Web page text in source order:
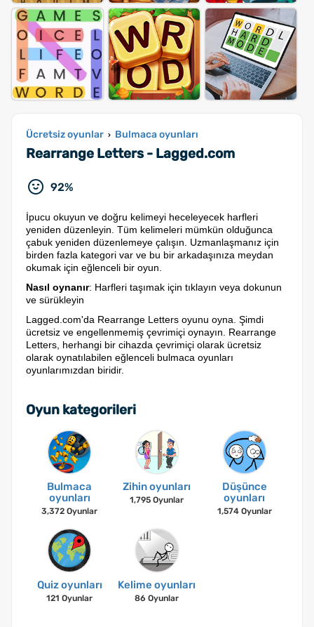
Ücretsiz oyunlar › Bulmaca oyunları
Rearrange Letters - Lagged.com
92%
İpucu okuyun ve doğru kelimeyi heceleyecek harfleri
yeniden düzenleyin. Tüm kelimeleri mümkün olduğunca
çabuk yeniden düzenlemeye çalışın. Uzmanlaşmanız için
birden fazla kategori var ve bu bir arkadaşınıza meydan
okumak için eğlenceli bir oyun.
Nasıl oynanır: Harfleri taşımak için tıklayın veya dokunun
ve sürükleyin
Lagged.com'da Rearrange Letters oyunu oyna. Şimdi
ücretsiz ve engellenmemiş çevrimiçi oynayın. Rearrange
Letters, herhangi bir cihazda çevrimiçi olarak ücretsiz
olarak oynatılabilen eğlenceli bulmaca oyunları
oyunlarımızdan biridir.
Oyun kategorileri
Bulmaca
oyunları
3,372 Oyunlar
Zihin oyunları
1,795 Oyunlar
Düşünce
oyunları
1,574 Oyunlar
Quiz oyunları
121 Oyunlar
Kelime oyunları
86 Oyunlar